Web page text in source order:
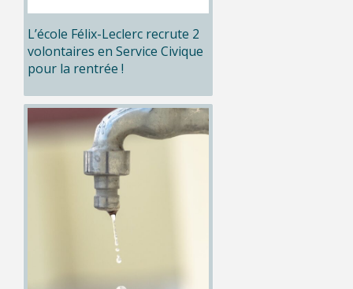
L’école Félix-Leclerc recrute 2
volontaires en Service Civique
pour la rentrée !